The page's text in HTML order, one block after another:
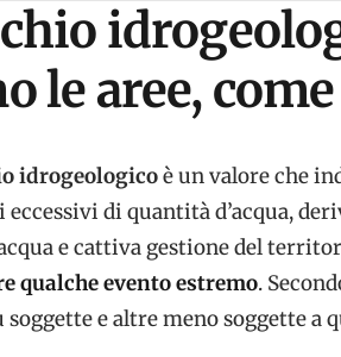
le aree,
idrogeologicoè un valore che
eccessivi di quantità d’acqua,
e cattiva gestione del
qualche evento estremo.
soggette e altre meno soggette a